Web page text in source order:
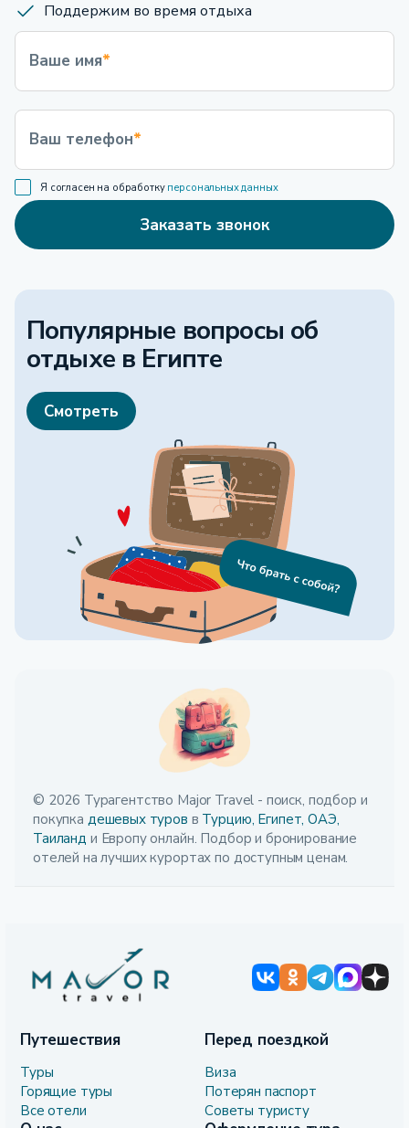
Поддержим во время отдыха
Ваше имя*
Ваш телефон*
Я согласен на обработку персональных данных
Заказать звонок
Популярные вопросы об
отдыхе в Египте
Смотреть
© 2026 Турагентство Major Travel - поиск, подбор и
покупка дешевых туров в Турцию, Египет, ОАЭ,
Таиланд и Европу онлайн. Подбор и бронирование
отелей на лучших курортах по доступным ценам.
Путешествия
Туры
Горящие туры
Все отели
Перед поездкой
Виза
Потерян паспорт
Советы туристу